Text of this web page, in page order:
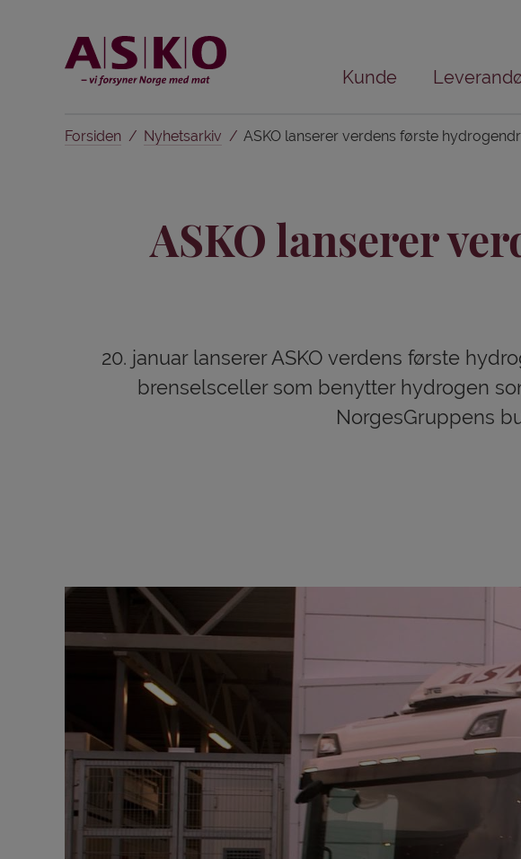
Kunde
Forsiden Nyhetsarkiv ASKO lanserer verdens første
ASKO lanserer
20. januar lanserer ASKO verdens første
brenselsceller som benytter hydrogen
NorgesGruppens